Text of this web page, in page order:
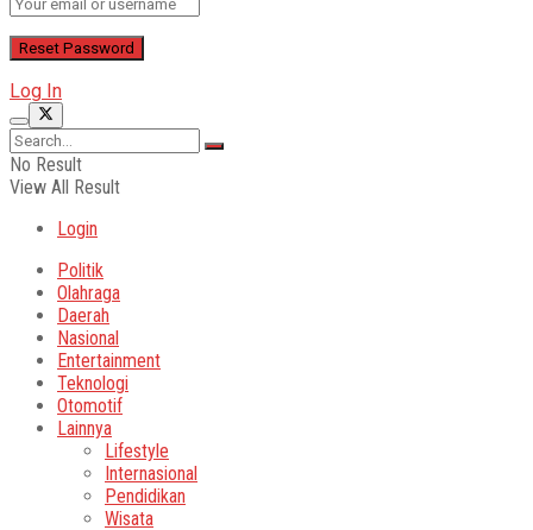
Log In
No Result
View All Result
Login
Politik
Olahraga
Daerah
Nasional
Entertainment
Teknologi
Otomotif
Lainnya
Lifestyle
Internasional
Pendidikan
Wisata